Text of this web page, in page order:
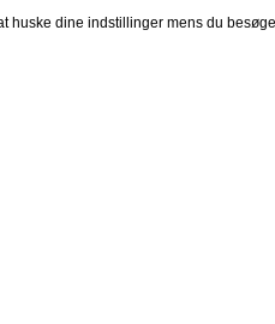
huske dine indstillinger mens du